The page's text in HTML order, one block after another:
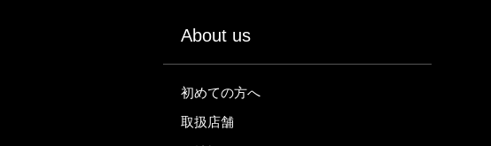
About us
初めての方へ
取扱店舗